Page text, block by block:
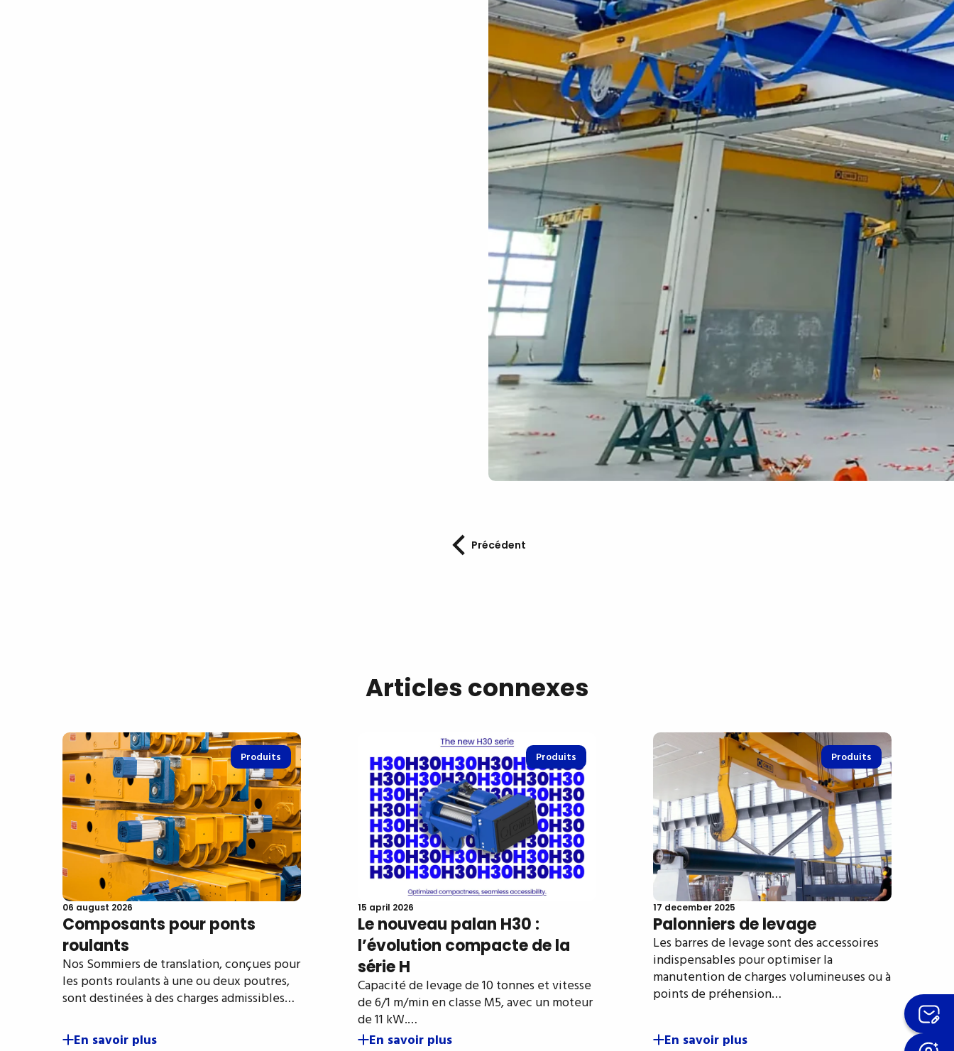
Précédent
Articles connexes
Produits
06 august 2026
Composants pour ponts
roulants
Nos Sommiers de translation, conçues pour
les ponts roulants à une ou deux poutres,
sont destinées à des charges admissibles…
En savoir plus
Produits
15 april 2026
Le nouveau palan H30 :
l’évolution compacte de la
série H
Capacité de levage de 10 tonnes et vitesse
de 6/1 m/min en classe M5, avec un moteur
de 11 kW.…
En savoir plus
Produits
17 december 2025
Palonniers de levage
Les barres de levage sont des accessoires
indispensables pour optimiser la
manutention de charges volumineuses ou à
points de préhension…
En savoir plus